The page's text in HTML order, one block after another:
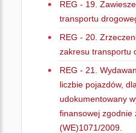
REG - 19.
transportu
REG - 20.
zakresu transportu
REG - 21.
liczbie pojazdów,
udokumentowany
finansowej zgodnie
(WE)1071/2009.